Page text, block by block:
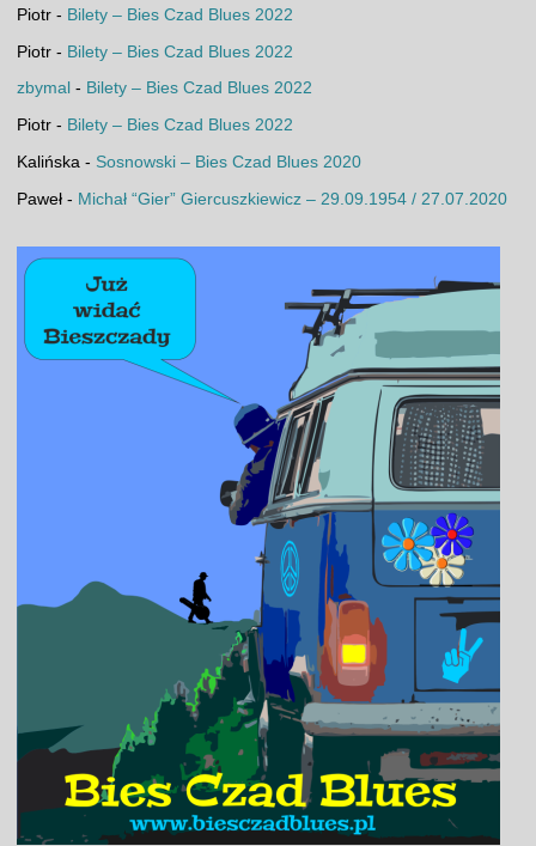
Piotr- Bilety – Bies Czad Blues 2022
Piotr- Bilety – Bies Czad Blues 2022
zbymal - Bilety – Bies Czad Blues 2022
Piotr- Bilety – Bies Czad Blues 2022
Kalińska - Sosnowski – Bies Czad Blues 2020
Paweł- Michał “Gier” Giercuszkiewicz – 29.09.1954 / 27.07.2020